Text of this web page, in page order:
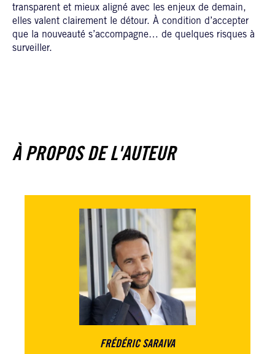
transparent et mieux aligné avec les enjeux de demain,
elles valent clairement le détour. À condition d’accepter
que la nouveauté s’accompagne… de quelques risques à
surveiller.
À PROPOS DE L'AUTEUR
FRÉDÉRIC SARAIVA